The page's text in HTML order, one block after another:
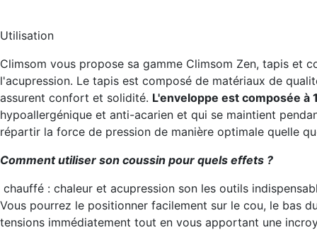
Utilisation
Climsom vous propose sa gamme Climsom Zen, tapis et
l'acupression. Le tapis est composé de matériaux de
assurent confort et solidité. L'enveloppe est composée à
hypoallergénique et anti-acarien et qui se maintient
répartir la force de pression de manière optimale quelle
Comment utiliser son coussin pour quels effets ?
chauffé : chaleur et acupression son les outils
Vous pourrez le positionner facilement sur le cou, le bas
tensions immédiatement tout en vous apportant une